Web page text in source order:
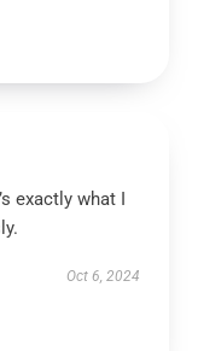
exactly what I
Oct 6, 2024